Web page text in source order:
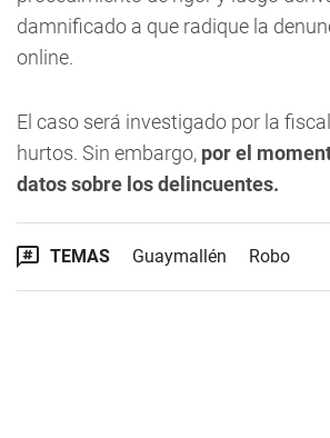
damnificado a que radique la
online.
El caso será investigado por la
hurtos. Sin embargo, por el
datos sobre los delincuentes.
TEMAS Guaymallén Robo